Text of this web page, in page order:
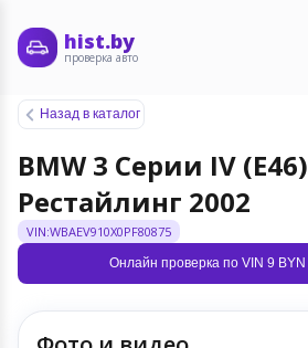
hist.by
проверка авто
Назад в каталог
BMW 3 Серии IV (E46)
Рестайлинг 2002
VIN:WBAEV910X0PF80875
Онлайн проверка по VIN 9 BYN